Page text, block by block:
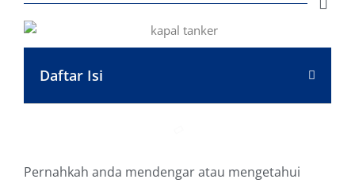
Daftar Isi
Pernahkah anda mendengar atau mengetahui